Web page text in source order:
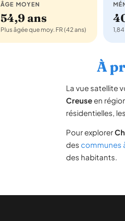
ÂGE MOYEN
54,9 ans
Plus âgée que moy. FR (42 ans)
À
La vue satellite
Creuseen
résidentielles,
Pour explorer
des communes
des habitants.